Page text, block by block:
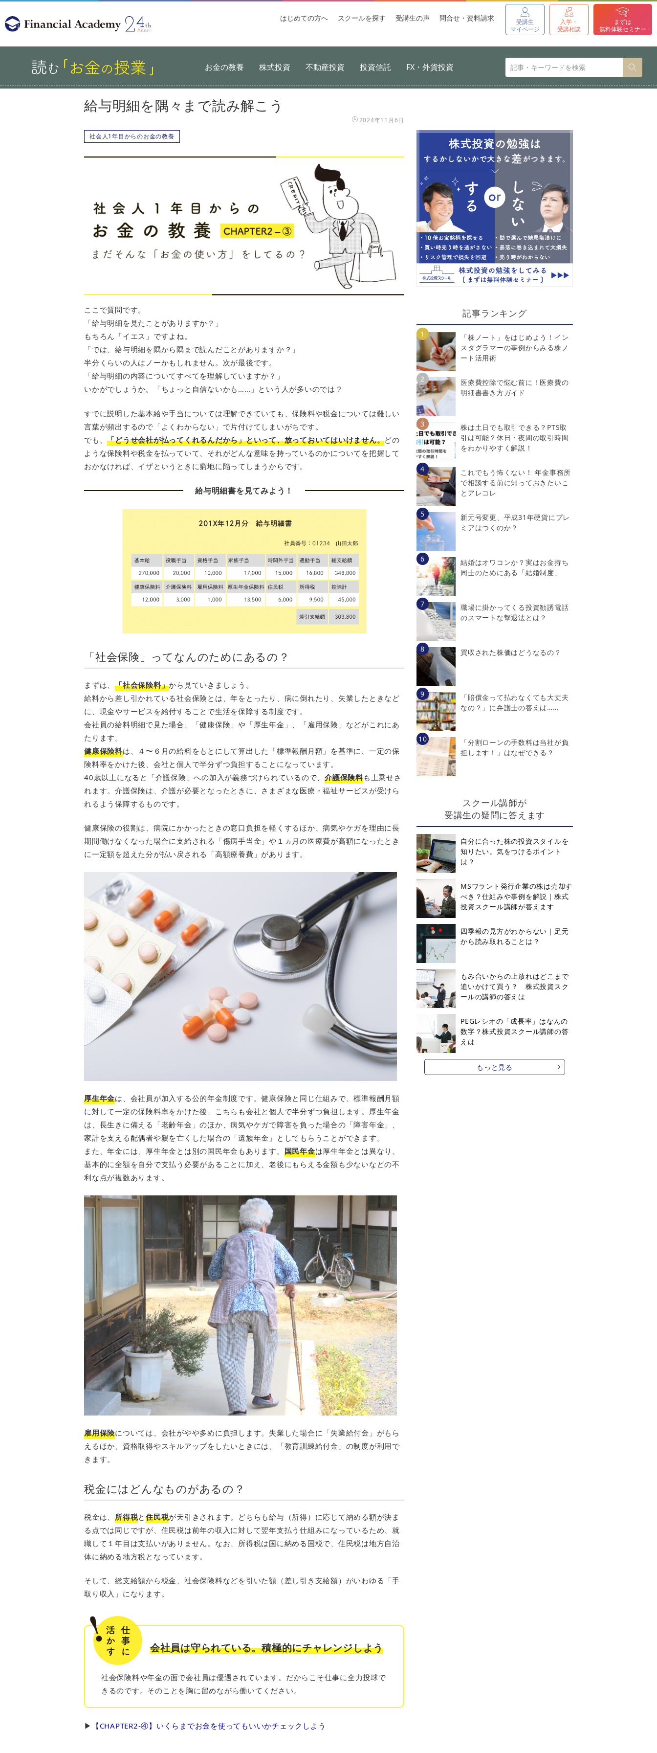
受講生
マイページ
入学・
受講相談
まずは
無料体験セミナー
はじめての方へ スクールを探す 受講生の声 問合せ・資料請求
お金の教養 株式投資 不動産投資 投資信託 FX・外貨投資
給与明細を隅々まで読み解こう
2024年11月6日
社会人1年目からのお金の教養
ここで質問です。
「給与明細を見たことがありますか？」
もちろん「イエス」ですよね。
「では、給与明細を隅から隅まで読んだことがありますか？」
半分くらいの人はノーかもしれません。次が最後です。
「給与明細の内容についてすべてを理解していますか？」
いかがでしょうか。「ちょっと自信ないかも……」という人が多いのでは？
すでに説明した基本給や手当については理解できていても、保険料や税金については難しい
言葉が頻出するので「よくわからない」で片付けてしまいがちです。
でも、「どうせ会社が払ってくれるんだから」といって、放っておいてはいけません。どの
ような保険料や税金を払っていて、それがどんな意味を持っているのかについてを把握して
おかなければ、イザというときに窮地に陥ってしまうからです。
給与明細書を見てみよう！
「社会保険」ってなんのためにあるの？
まずは、 「社会保険料」から見ていきましょう。
給料から差し引かれている社会保険とは、年をとったり、病に倒れたり、失業したときなど
に、現金やサービスを給付することで生活を保障する制度です。
会社員の給料明細で見た場合、「健康保険」や「厚生年金」、「雇用保険」などがこれにあ
たります。
健康保険料は、４〜６月の給料をもとにして算出した「標準報酬月額」を基準に、一定の保
険料率をかけた後、会社と個人で半分ずつ負担することになっています。
40歳以上になると「介護保険」への加入が義務づけられているので、 介護保険料も上乗せさ
れます。介護保険は、介護が必要となったときに、さまざまな医療・福祉サービスが受けら
れるよう保障するものです。
健康保険の役割は、病院にかかったときの窓口負担を軽くするほか、病気やケガを理由に長
期間働けなくなった場合に支給される「傷病手当金」や１ヵ月の医療費が高額になったとき
に一定額を超えた分が払い戻される「高額療養費」があります。
厚生年金は、会社員が加入する公的年金制度です。健康保険と同じ仕組みで、標準報酬月額
に対して一定の保険料率をかけた後、こちらも会社と個人で半分ずつ負担します。厚生年金
は、長生きに備える「老齢年金」のほか、病気やケガで障害を負った場合の「障害年金」、
家計を支える配偶者や親を亡くした場合の「遺族年金」としてもらうことができます。
また、年金には、厚生年金とは別の国民年金もあります。 国民年金は厚生年金とは異なり、
基本的に全額を自分で支払う必要があることに加え、老後にもらえる金額も少ないなどの不
利な点が複数あります。
雇用保険については、会社がやや多めに負担します。失業した場合に「失業給付金」がもら
えるほか、資格取得やスキルアップをしたいときには、「教育訓練給付金」の制度が利用で
きます。
税金にはどんなものがあるの？
税金は、 所得税と 住民税が天引きされます。どちらも給与（所得）に応じて納める額が決ま
る点では同じですが、住民税は前年の収入に対して翌年支払う仕組みになっているため、就
職して１年目は支払いがありません。なお、所得税は国に納める国税で、住民税は地方自治
体に納める地方税となっています。
そして、総支給額から税金、社会保険料などを引いた額（差し引き支給額）がいわゆる「手
取り収入」になります。
会社員は守られている。積極的にチャレンジしよう
社会保険料や年金の面で会社員は優遇されています。だからこそ仕事に全力投球で
きるのです。そのことを胸に留めながら働いてください。
▶︎ 【CHAPTER2-④】いくらまでお金を使ってもいいかチェックしよう
記事ランキング
「株ノート」をはじめよう！イン
スタグラマーの事例からみる株ノ
ート活用術
医療費控除で悩む前に！医療費の
明細書書き方ガイド
株は土日でも取引できる？PTS取
引は可能？休日・夜間の取引時間
をわかりやすく解説！
これでもう怖くない！ 年金事務所
で相談する前に知っておきたいこ
とアレコレ
新元号変更、平成31年硬貨にプレ
ミアはつくのか？
結婚はオワコンか？実はお金持ち
同士のためにある「結婚制度」
職場に掛かってくる投資勧誘電話
のスマートな撃退法とは？
買収された株価はどうなるの？
「賠償金って払わなくても大丈夫
なの？」に弁護士の答えは……
「分割ローンの手数料は当社が負
担します！」はなぜできる？
スクール講師が
受講生の疑問に答えます
自分に合った株の投資スタイルを
知りたい。気をつけるポイント
は？
MSワラント発行企業の株は売却す
べき？仕組みや事例を解説｜株式
投資スクール講師が答えます
四季報の見方がわからない｜足元
から読み取れることは？
もみ合いからの上放れはどこまで
追いかけて買う？ 株式投資スク
ールの講師の答えは
PEGレシオの「成長率」はなんの
数字？株式投資スクール講師の答
えは
もっと見る